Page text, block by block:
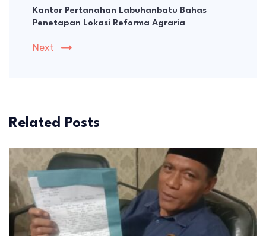
Kantor Pertanahan Labuhanbatu Bahas
Penetapan Lokasi Reforma Agraria
Next
Related Posts